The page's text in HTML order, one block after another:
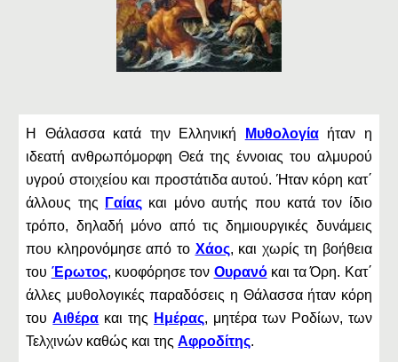
Η Θάλασσα κατά την Ελληνική Μυθολογίαήταν η
ιδεατή ανθρωπόμορφη Θεά της έννοιας του αλμυρού
υγρού στοιχείου και προστάτιδα αυτού. Ήταν κόρη κατ΄
άλλους της
Γαίας και μόνο αυτής που κατά τον ίδιο
τρόπο, δηλαδή μόνο από τις δημιουργικές δυνάμεις
που κληρονόμησε από το Χάος, και χωρίς τη βοήθεια
του Έρωτος, κυοφόρησε τον Ουρανόκαι τα Όρη. Κατ΄
άλλες μυθολογικές παραδόσεις η Θάλασσα ήταν κόρη
τουΑιθέρα και της Ημέρας, μητέρα των Ροδίων, των
Τελχινών καθώς και τηςΑφροδίτης.